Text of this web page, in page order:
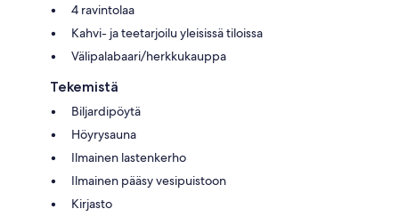
4 ravintolaa
Kahvi- ja teetarjoilu yleisissä tiloissa
Välipalabaari/herkkukauppa
Tekemistä
Biljardipöytä
Höyrysauna
Ilmainen lastenkerho
Ilmainen pääsy vesipuistoon
Kirjasto